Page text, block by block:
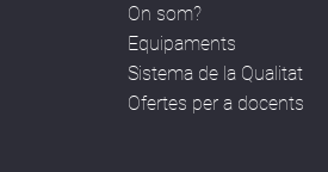
On som?
Equipaments
Sistema de la Qualitat
Ofertes per a docents